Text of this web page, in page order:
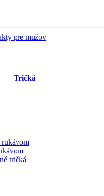
pre mužov
Tričká
rukávom
tričká